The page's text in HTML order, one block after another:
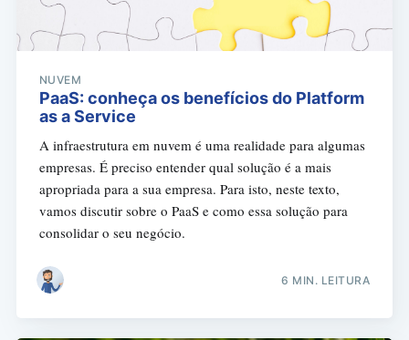
NUVEM
PaaS: conheça os benefícios do Platform
as a Service
A infraestrutura em nuvem é uma realidade para algumas
empresas. É preciso entender qual solução é a mais
apropriada para a sua empresa. Para isto, neste texto,
vamos discutir sobre o PaaS e como essa solução para
consolidar o seu negócio.
6 MIN. LEITURA